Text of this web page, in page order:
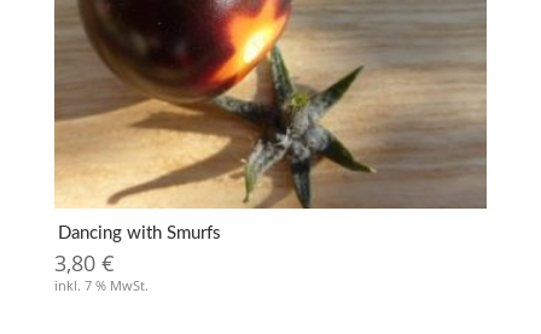
Dancing with Smurfs
3,80 €
inkl. 7 % MwSt.